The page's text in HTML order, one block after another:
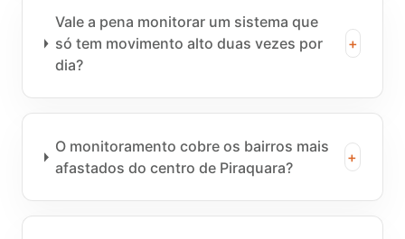
Vale a pena monitorar um sistema que
só tem movimento alto duas vezes por
dia?
+
O monitoramento cobre os bairros mais
afastados do centro de Piraquara?
+